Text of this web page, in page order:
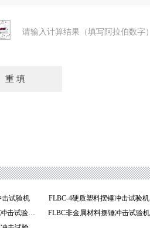
请输入计算结果（填写阿拉伯数字
击试验机 FLBC-4硬质塑料摆锤冲击试验
FLBC-E全自动仪器化摆锤式冲击试验机 FLBC非金属材料摆锤冲击试验